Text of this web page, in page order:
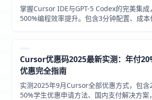
掌握Cursor IDE与GPT-5 Codex的完美集成
500%编程效率提升。包含3分钟配置、成本
Cursor优惠码2025最新实测：年付
优惠完全指南
实测2025年9月Cursor全部优惠方式，包含
50%学生优惠申请方法、国内支付解决方案